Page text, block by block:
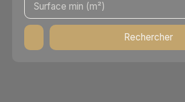
Surface min (m²)
Rechercher